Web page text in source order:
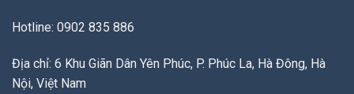
Hotline: 0902 835 886
Địa chỉ: 6 Khu Giãn Dân Yên Phúc, P. Phúc La, Hà Đông, Hà
Nội, Việt Nam